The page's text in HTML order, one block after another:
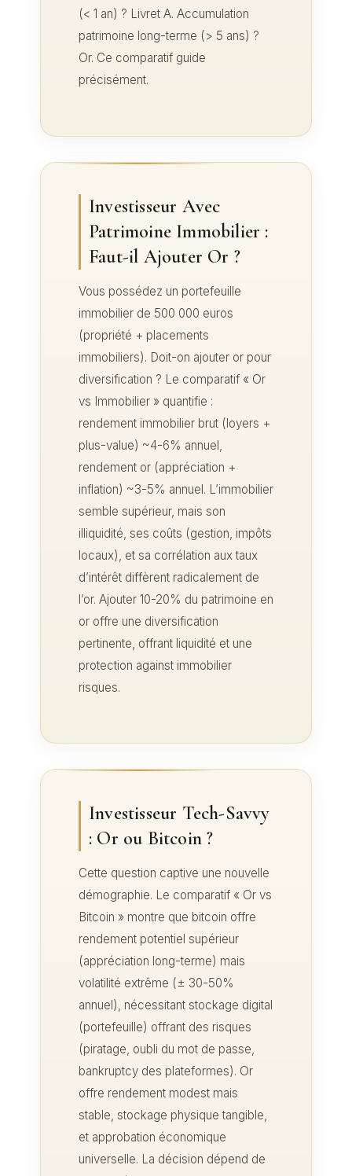
(< 1 an) ? Livret A. Accumulation
patrimoine long-terme (> 5 ans) ?
Or. Ce comparatif guide
précisément.
Investisseur Avec
Patrimoine Immobilier :
Faut-il Ajouter Or ?
Vous possédez un portefeuille
immobilier de 500 000 euros
(propriété + placements
immobiliers). Doit-on ajouter or pour
diversification ? Le comparatif « Or
vs Immobilier » quantifie :
rendement immobilier brut (loyers +
plus-value) ~4-6% annuel,
rendement or (appréciation +
inflation) ~3-5% annuel. L’immobilier
semble supérieur, mais son
illiquidité, ses coûts (gestion, impôts
locaux), et sa corrélation aux taux
d’intérêt diffèrent radicalement de
l’or. Ajouter 10-20% du patrimoine en
or offre une diversification
pertinente, offrant liquidité et une
protection against immobilier
risques.
Investisseur Tech-Savvy
: Or ou Bitcoin ?
Cette question captive une nouvelle
démographie. Le comparatif « Or vs
Bitcoin » montre que bitcoin offre
rendement potentiel supérieur
(appréciation long-terme) mais
volatilité extrême (± 30-50%
annuel), nécessitant stockage digital
(portefeuille) offrant des risques
(piratage, oubli du mot de passe,
bankruptcy des plateformes). Or
offre rendement modest mais
stable, stockage physique tangible,
et approbation économique
universelle. La décision dépend de